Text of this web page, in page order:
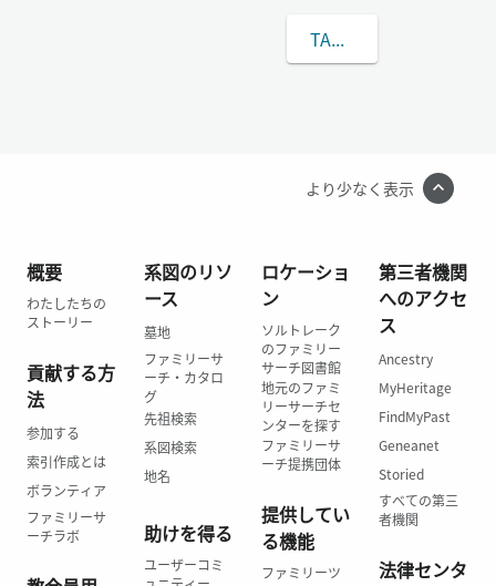
TAMMAGEの姓につい
より少なく表示
概要
わたしたちの
ストーリー
貢献する方
法
参加する
索引作成とは
ボランティア
ファミリーサ
ーチラボ
系図のリソ
ース
墓地
ファミリーサ
ーチ・カタロ
グ
先祖検索
系図検索
地名
助けを得る
ユーザーコミ
ロケーショ
ン
ソルトレーク
のファミリー
サーチ図書館
地元のファミ
リーサーチセ
ンターを探す
ファミリーサ
ーチ提携団体
提供してい
る機能
ファミリーツ
第三者機関
へのアクセ
ス
Ancestry
MyHeritage
FindMyPast
Geneanet
Storied
すべての第三
者機関
法律センタ